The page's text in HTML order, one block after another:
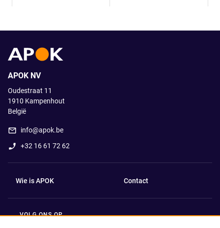
APOK NV
Oudestraat 11
1910 Kampenhout
België
info@apok.be
+32 16 61 72 62
Wie is APOK Contact
VOLG ONS OP